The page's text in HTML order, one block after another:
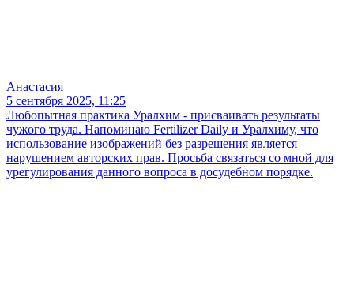
Анастасия
5 сентября 2025, 11:25
Любопытная практика Уралхим - присваивать результаты
чужого труда. Напоминаю Fertilizer Daily и Уралхиму, что
использование изображений без разрешения является
нарушением авторских прав. Просьба связаться со мной для
урегулирования данного вопроса в досудебном порядке.